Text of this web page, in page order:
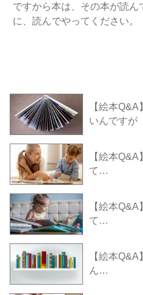
ですから本は、その本が読ん
に、読んでやってください。
【絵本
いんですが
【絵本
て…
【絵本
て…
【絵本
ん…